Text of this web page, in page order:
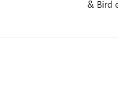
& Bird